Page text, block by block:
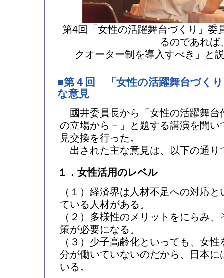
第4回「女性の活躍舞台づくり」委
るのであれば
クオーター制を導入すべき」と
■第４回 「女性の活躍舞台づく
な意見
國井委員長から「女性の活躍舞
の立場から－」と題する講演を聞
見交換を行った。
出された主な意見は、以下の通り
１．女性活用のレベル
（１）経済界は人材不足への対応
ている人材がある。
（２）多様性のメリットをにらみ
策が必要になる。
（３）少子高齢化といっても、女
分が働いていないのだから、日本
いる。